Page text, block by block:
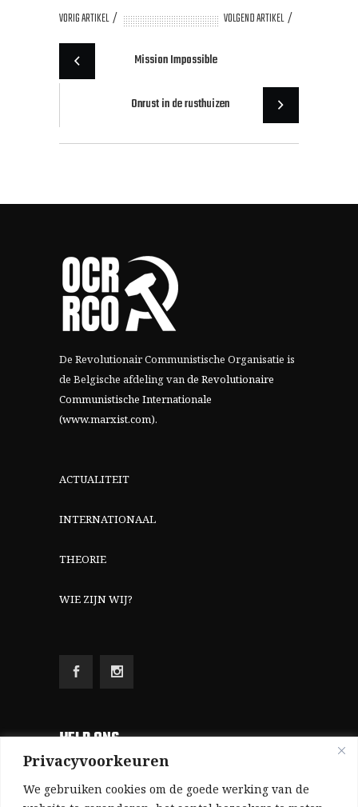
Privacyvoorkeuren
We gebruiken cookies om de goede werking van de
VORIG ARTIKEL VOLGEND ARTIKEL
Mission Impossible
Onrust in de rusthuizen
De Revolutionair Communistische Organisatie is
de Belgische afdeling vande Revolutionaire
Communistische Internationale
(www.marxist.com).
ACTUALITEIT
INTERNATIONAAL
THEORIE
WIE ZIJN WIJ?
HELP ONS
Aangezien we volledig zelf gefinancierd zijn